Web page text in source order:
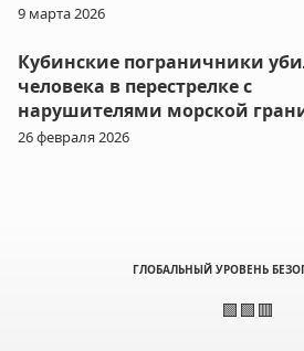
9 марта 2026
Кубинские пограничники
человека в перестрелке с
нарушителями морской
26 февраля 2026
ГЛОБАЛЬНЫЙ УРОВЕНЬ
🟩🟩🟥